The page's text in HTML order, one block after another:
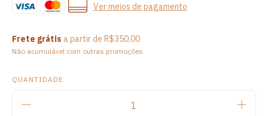
Ver meios de pagamento
Frete grátis a partir de R$350,00
Não acumulável com outras promoções
QUANTIDADE